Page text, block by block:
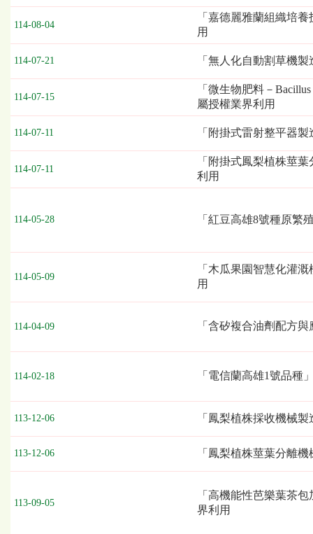
截
標
日
開
標
日
術
移
項
業
114-08-04
「嘉德麗雅蘭組織培
用
114-07-21 「無人化自動割草機
114-07-15
「微生物肥料－
屬授權業界利用
114-07-11 「附掛式雷射整平器
114-07-11
「附掛式鳳梨植株莖
利用
114-05-28 「紅豆高雄8號種原繁
114-05-09
「木瓜果園智慧化灌
用
114-04-09 「含矽複合油劑配方
114-02-18 「電信蘭高雄1號品種
113-12-06 「鳳梨植株採收機械
113-12-06 「鳳梨植株莖葉分離
113-09-05
「高機能性芭樂葉茶
界利用